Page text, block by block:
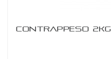
CONTRAPPESO